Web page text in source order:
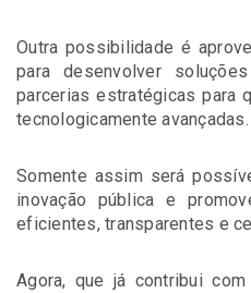
Outra possibilidade é
para desenvolver
parcerias estratégicas para
tecnologicamente avançadas.
Somente assim será
inovação pública e
eficientes, transparentes e
Agora, que já contribui